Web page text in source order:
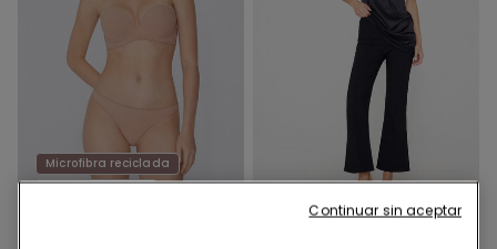
Microfibra reciclada
Continuar sin aceptar